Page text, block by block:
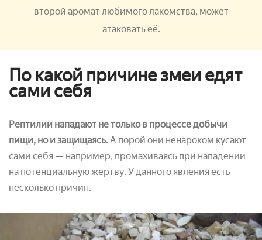
второй аромат любимого лакомства, может
атаковать её.
По какой причине змеи едят
сами себя
Рептилии нападают не только в процессе добычи
пищи, но и защищаясь. А порой они ненароком кусают
сами себя — например, промахиваясь при нападении
на потенциальную жертву. У данного явления есть
несколько причин.